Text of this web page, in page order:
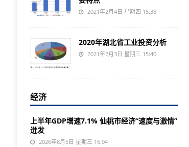
2021年2月4日 星期四 15:38
2020年湖北省工业投资分析
2021年2月3日 星期三 15:40
经济
上半年GDP增速7.1% 仙桃市经济“速度与激情”
迸发
2026年8月5日 星期三 16:04